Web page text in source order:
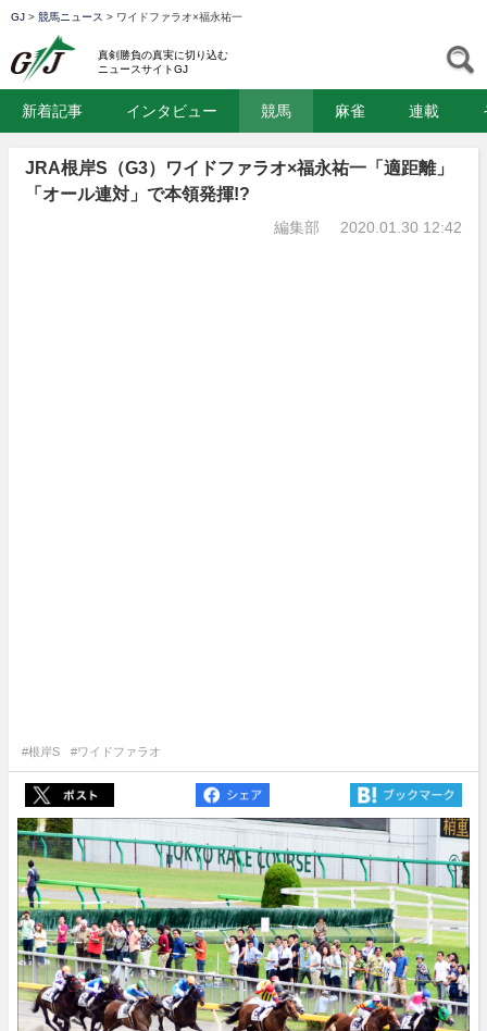
GJ > 競馬ニュース > ワイドファラオ×福永祐一
真剣勝負の真実に切り込む
ニュースサイトGJ
新着記事 インタビュー 競馬 麻雀 連載
JRA根岸S（G3）ワイドファラオ×福永祐一「適距離」
「オール連対」で本領発揮!?
編集部 2020.01.30 12:42
#根岸S #ワイドファラオ